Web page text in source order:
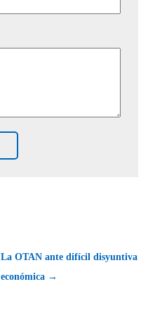
La OTAN ante difícil disyuntiva
económica →